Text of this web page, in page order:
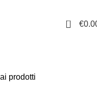
0 €
prodotti